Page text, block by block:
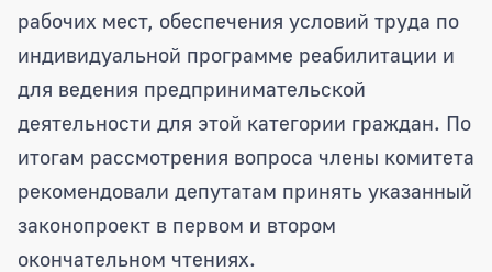
рабочих мест, обеспечения условий труда по
индивидуальной программе реабилитации и
для ведения предпринимательской
деятельности для этой категории граждан. По
итогам рассмотрения вопроса члены комитета
рекомендовали депутатам принять указанный
законопроект в первом и втором
окончательном чтениях.